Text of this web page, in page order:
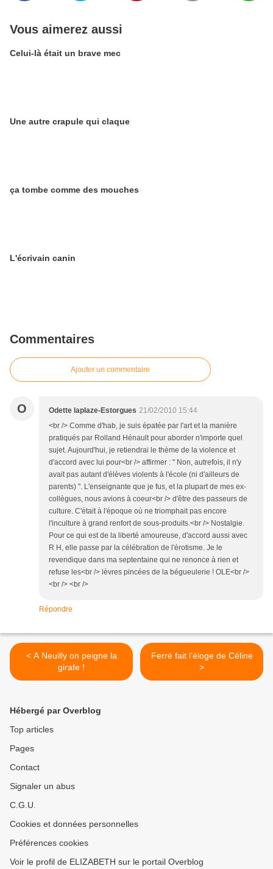
Vous aimerez aussi
Celui-là était un brave mec
Une autre crapule qui claque
ça tombe comme des mouches
L'écrivain canin
Commentaires
Ajouter un commentaire
O Odette laplaze-Estorgues 21/02/2010 15:44
<br /> Comme d'hab, je suis épatée par l'art et la manière
pratiqués par Rolland Hénault pour aborder n'importe quel
sujet. Aujourd'hui, je retiendrai le thème de la violence et
d'accord avec lui pour<br /> affirmer : " Non, autrefois, il n'y
avait pas autant d'élèves violents à l'école (ni d'ailleurs de
parents) ". L'enseignante que je fus, et la plupart de mes ex-
collègues, nous avions à coeur<br /> d'être des passeurs de
culture. C'était à l'époque où ne triomphait pas encore
l'inculture à grand renfort de sous-produits.<br /> Nostalgie.
Pour ce qui est de la liberté amoureuse, d'accord aussi avec
R H, elle passe par la célébration de l'érotisme. Je le
revendique dans ma septentaine qui ne renonce à rien et
refuse les<br /> lèvres pincées de la bégueulerie ! OLE<br />
<br /> <br />
Répondre
< A Neuilly on peigne la
girafe !
Ferré fait l’éloge de Céline
>
Hébergé par Overblog
Top articles
Pages
Contact
Signaler un abus
C.G.U.
Cookies et données personnelles
Préférences cookies
Voir le profil de ELIZABETH sur le portail Overblog